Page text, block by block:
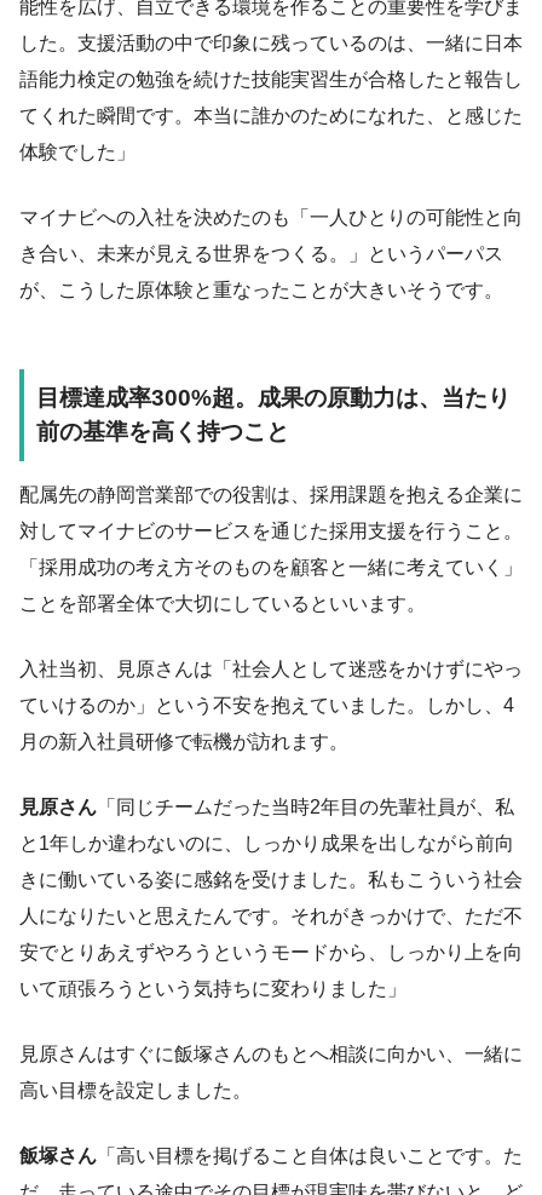
能性を広げ、自立できる環境を作ることの重要性を学びま
した。支援活動の中で印象に残っているのは、一緒に日本
語能力検定の勉強を続けた技能実習生が合格したと報告し
てくれた瞬間です。本当に誰かのためになれた、と感じた
体験でした」
マイナビへの入社を決めたのも「一人ひとりの可能性と向
き合い、未来が見える世界をつくる。」というパーパス
が、こうした原体験と重なったことが大きいそうです。
目標達成率300%超。成果の原動力は、当たり
前の基準を高く持つこと
配属先の静岡営業部での役割は、採用課題を抱える企業に
対してマイナビのサービスを通じた採用支援を行うこと。
「採用成功の考え方そのものを顧客と一緒に考えていく」
ことを部署全体で大切にしているといいます。
入社当初、見原さんは「社会人として迷惑をかけずにやっ
ていけるのか」という不安を抱えていました。しかし、4
月の新入社員研修で転機が訪れます。
見原さん 「同じチームだった当時2年目の先輩社員が、私
と1年しか違わないのに、しっかり成果を出しながら前向
きに働いている姿に感銘を受けました。私もこういう社会
人になりたいと思えたんです。それがきっかけで、ただ不
安でとりあえずやろうというモードから、しっかり上を向
いて頑張ろうという気持ちに変わりました」
見原さんはすぐに飯塚さんのもとへ相談に向かい、一緒に
高い目標を設定しました。
飯塚さん 「高い目標を掲げること自体は良いことです。た